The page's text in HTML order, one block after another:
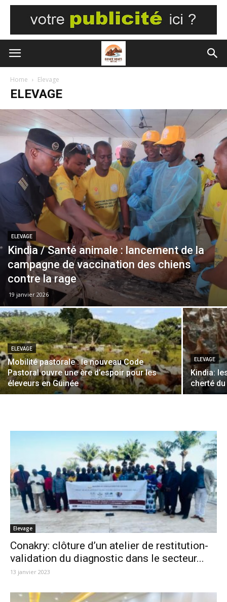
Home Elevage
ELEVAGE
ELEVAGE
Kindia / Santé animale : lancement de la
campagne de vaccination des chiens
contre la rage
19 janvier 2026
ELEVAGE
Mobilité pastorale : le nouveau Code
Pastoral ouvre une ère d’espoir pour les
éleveurs en Guinée
ELEVAGE
Kindia:
cherté
Elevage
Conakry: clôture d’un atelier de restitution-
validation du diagnostic dans le secteur...
13 janvier 2023